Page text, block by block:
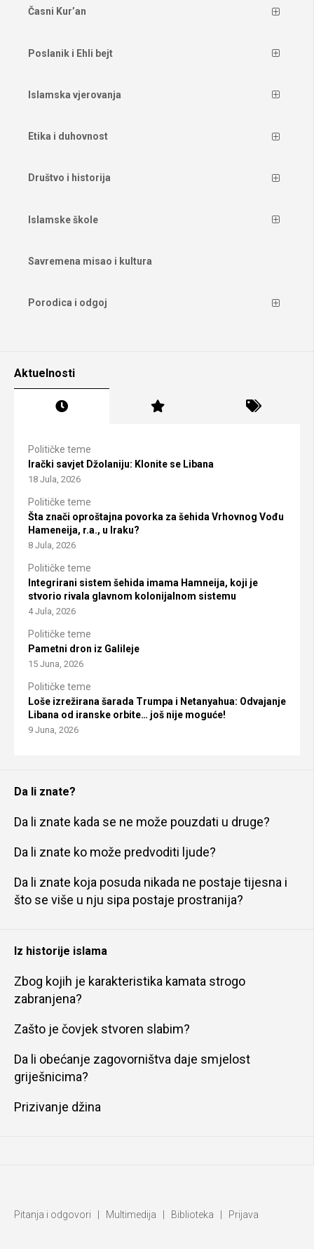
Časni Kur’an
Poslanik i Ehli bejt
Islamska vjerovanja
Etika i duhovnost
Društvo i historija
Islamske škole
Savremena misao i kultura
Porodica i odgoj
Aktuelnosti
Političke teme
Irački savjet Džolaniju: Klonite se Libana
18 Jula, 2026
Političke teme
Šta znači oproštajna povorka za šehida Vrhovnog Vođu
Hameneija, r.a., u Iraku?
8 Jula, 2026
Političke teme
Integrirani sistem šehida imama Hamneija, koji je
stvorio rivala glavnom kolonijalnom sistemu
4 Jula, 2026
Političke teme
Pametni dron iz Galileje
15 Juna, 2026
Političke teme
Loše izrežirana šarada Trumpa i Netanyahua: Odvajanje
Libana od iranske orbite… još nije moguće!
9 Juna, 2026
Da li znate?
Da li znate kada se ne može pouzdati u druge?
Da li znate ko može predvoditi ljude?
Da li znate koja posuda nikada ne postaje tijesna i
što se više u nju sipa postaje prostranija?
Iz historije islama
Zbog kojih je karakteristika kamata strogo
zabranjena?
Zašto je čovjek stvoren slabim?
Da li obećanje zagovorništva daje smjelost
griješnicima?
Prizivanje džina
Pitanja i odgovori Multimedija Biblioteka Prijava